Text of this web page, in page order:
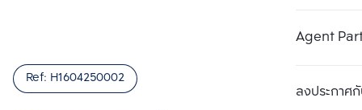
Agent
ลงประกาศกั
Ref: H1604250002เปรียบเทียบ